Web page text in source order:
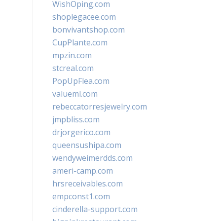
WishOping.com
shoplegacee.com
bonvivantshop.com
CupPlante.com
mpzin.com
stcreal.com
PopUpFlea.com
valueml.com
rebeccatorresjewelry.com
jmpbliss.com
drjorgerico.com
queensushipa.com
wendyweimerdds.com
ameri-camp.com
hrsreceivables.com
empconst1.com
cinderella-support.com